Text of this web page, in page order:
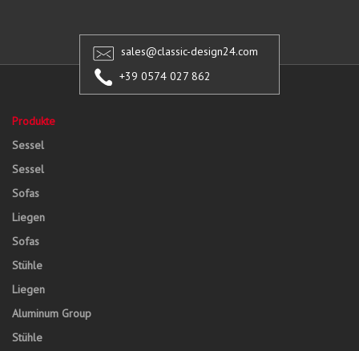
sales@classic-design24.com
+39 0574 027 862
Produkte
Sessel
Sessel
Sofas
Liegen
Sofas
Stühle
Liegen
Aluminum Group
Stühle